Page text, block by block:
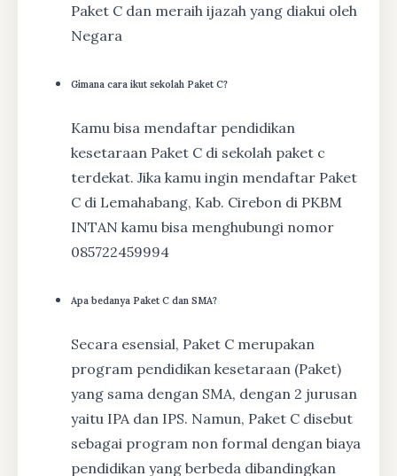
Paket C dan meraih ijazah yang diakui oleh
Negara
Gimana cara ikut sekolah Paket C?
Kamu bisa mendaftar pendidikan
kesetaraan Paket C di sekolah paket c
terdekat. Jika kamu ingin mendaftar Paket
C di Lemahabang, Kab. Cirebon di PKBM
INTAN kamu bisa menghubungi nomor
085722459994
Apa bedanya Paket C dan SMA?
Secara esensial, Paket C merupakan
program pendidikan kesetaraan (Paket)
yang sama dengan SMA, dengan 2 jurusan
yaitu IPA dan IPS. Namun, Paket C disebut
sebagai program non formal dengan biaya
pendidikan yang berbeda dibandingkan